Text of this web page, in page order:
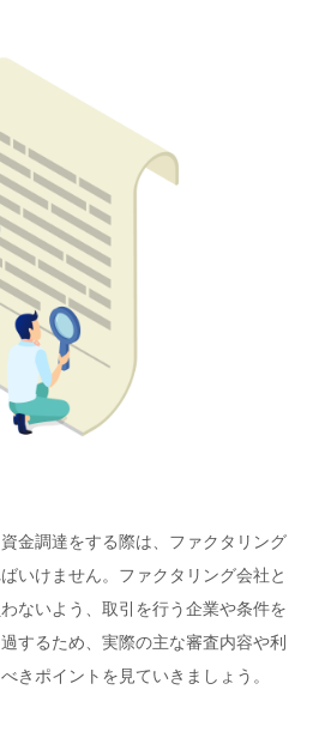
金調達をする際は、ファクタリング
いけません。ファクタリング会社と
ないよう、取引を行う企業や条件を
するため、実際の主な審査内容や利
きポイントを見ていきましょう。